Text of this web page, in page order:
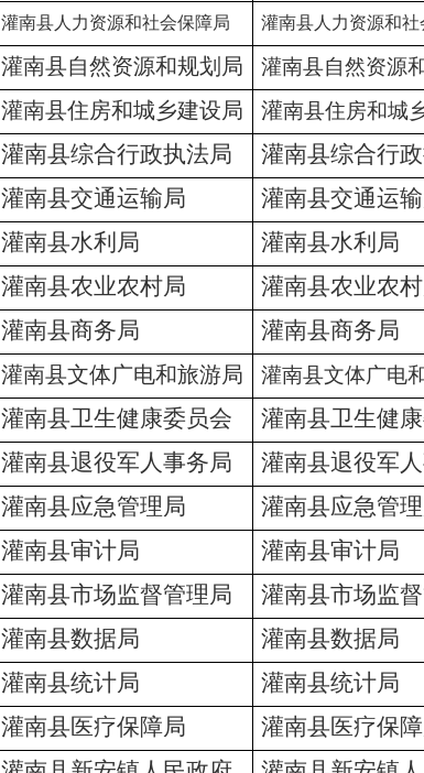
灌南县人力资源和社会保障局 灌南县人力资源和社
灌南县自然资源和规划局 灌南县自然资源
灌南县住房和城乡建设局 灌南县住房和城
灌南县综合行政执法局
灌南县综合行
灌南县交通运输局
灌南县交通运
灌南县水利局
灌南县水利局
灌南县农业农村局
灌南县农业农
灌南县商务局
灌南县商务局
灌南县文体广电和旅游局 灌南县文体广电
灌南县卫生健康委员会
灌南县卫生健
灌南县退役军人事务局
灌南县退役军
灌南县应急管理局
灌南县应急管
灌南县审计局
灌南县审计局
灌南县市场监督管理局
灌南县市场监
灌南县数据局
灌南县数据局
灌南县统计局
灌南县统计局
灌南县医疗保障局
灌南县医疗保